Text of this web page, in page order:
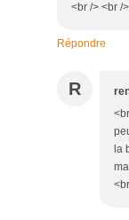
<br /> <br /
Répondre
R
la